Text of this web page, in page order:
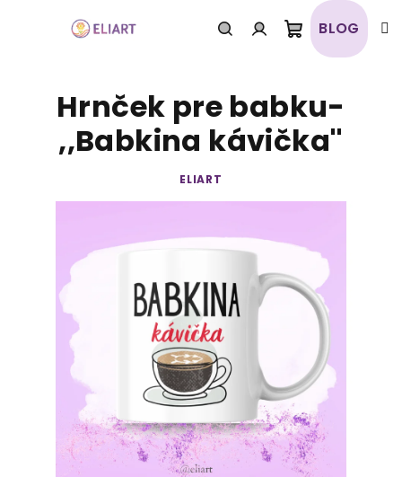
PrihlásenieNákupný
košík
BLOG
Hrnček pre babku-
,,Babkina kávička''
ELIART